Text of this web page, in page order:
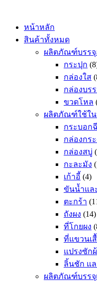
contentหน้าหลัก
สินค้าทั้งหมด
ผลิตภัณฑ์บรรจุ
กระปุก
กล่องใส
กล่องบร
ขวดโหล
ผลิตภัณฑ์ใช้ใ
กระบอก
กล่องกร
กล่องสบู่
กะละมัง
เก้าอี้ (4)
ขันน้ำแล
ตะกร้า
ถังผง (14)
ที่โกยผง
ที่แขวนเ
แปรงซัก
ลิ้นชัก แ
ผลิตภัณฑ์บรรจุ